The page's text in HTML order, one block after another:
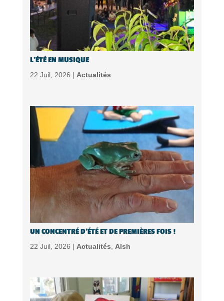
L’ÉTÉ EN MUSIQUE
22 Juil, 2026 | Actualités
UN CONCENTRÉ D’ÉTÉ ET DE PREMIÈRES FOIS !
22 Juil, 2026 | Actualités, Alsh